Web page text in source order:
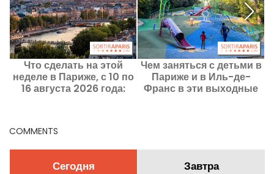
Что сделать на этой
неделе в Париже, с 10 по
16 августа 2026 года:
Чем заняться с детьми в
Париже и в Иль-де-
Франс в эти выходные
COMMENTS
Сегодня Завтра